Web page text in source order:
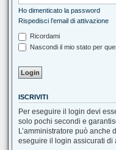
Ho dimenticato la password
Rispedisci l’email di attivazione
Ricordami
Nascondi il mio stato per
ISCRIVITI
Per eseguire il login devi
solo pochi secondi e
L’amministratore può anche
eseguire il login assicurati di